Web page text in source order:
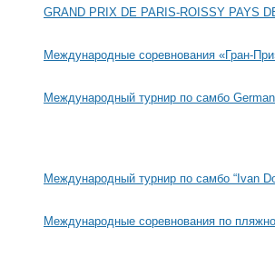
GRAND PRIX DE PARIS-ROISSY PAYS
Международные соревнования «Гран-
Международный турнир по самбо
Международный турнир по самбо “Ivan
Международные соревнования по